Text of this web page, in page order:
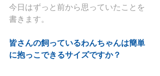
今日はずっと前から思っていたことを
書きます。
皆さんの飼っているわんちゃんは簡単
に抱っこできるサイズですか？